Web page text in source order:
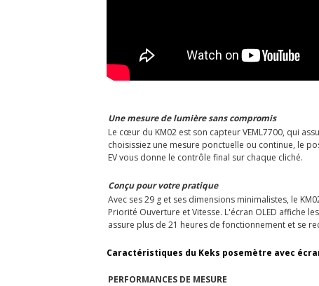
Une mesure de lumière sans compromis
Le cœur du KM02 est son capteur VEML7700, qui
choisissiez une mesure ponctuelle ou continue, le
EV vous donne le contrôle final sur chaque cliché.
Conçu pour votre pratique
Avec ses 29 g et ses dimensions minimalistes, le
Priorité Ouverture et Vitesse. L'écran OLED affiche
assure plus de 21 heures de fonctionnement et se
Caractéristiques du Keks posemètre avec
PERFORMANCES DE MESURE